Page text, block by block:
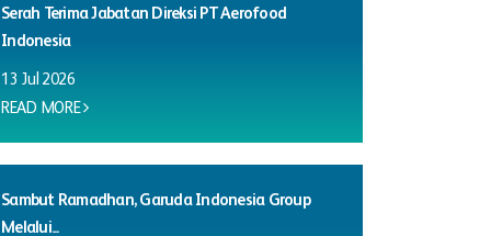
Serah Terima Jabatan Direksi PT Aerofood
Indonesia
13 Jul 2026
READ MORE
Sambut Ramadhan, Garuda Indonesia Group
Melalui...